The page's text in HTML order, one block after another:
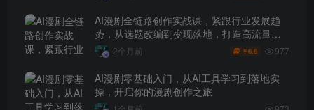
AI漫剧全链路创作实战课，紧跟行业发展趋
势，从选题改编到变现落地，打造高流量优
质作品2个月前 ￥6.6 977
AI漫剧零基础入门，从AI工具学习到落地实
操，开启你的漫剧创作之旅